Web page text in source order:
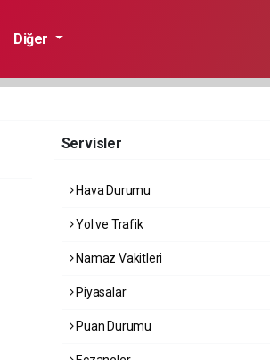
Diğer
Servisler
Hava Durumu
Yol ve Trafik
Namaz Vakitleri
Piyasalar
Puan Durumu